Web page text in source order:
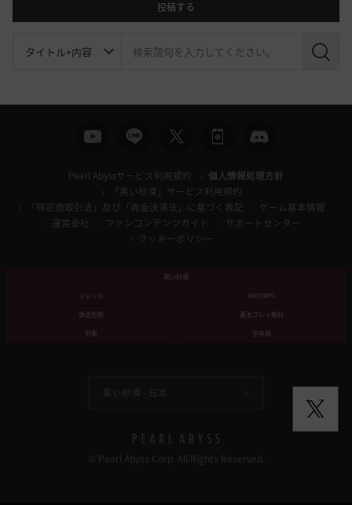
投稿する
検
Pearl Abyssサービス利用規約
個人情報処理方針
「黒い砂漠」サービス利用規約
「特定商取引法」及び「資金決済法」に基づく表記
ゲーム基本情報
運営会社
ファンコンテンツガイド
サポートセンター
クッキーポリシー
黒い砂漠
ジャンル
MMORPG
課金形態
基本プレイ無料
対象
全年齢
黒い砂漠 - 日本
© Pearl Abyss Corp. All Rights Reserved.